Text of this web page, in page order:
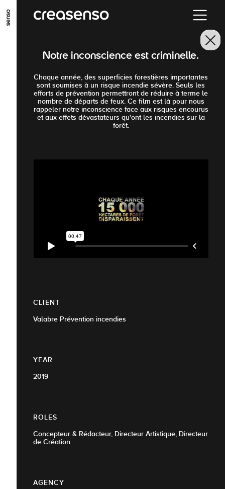
GO TO MAIN CONTENT GO TO MAIN MENU
Notre inconscience est criminelle.
Chaque année, des superficies forestières importantes
sont soumises à un risque incendie sévère. Seuls les
efforts de prévention permettront de réduire à terme le
nombre de départs de feux. Ce film est là pour nous
rappeler notre inconscience face aux risques encourus
et aux effets dévastateurs qu'ont les incendies sur la
forêt.
CLIENT
Valabre Prévention incendies
YEAR
2019
ROLES
Concepteur & Rédacteur, Directeur Artistique, Directeur
de Création
AGENCY